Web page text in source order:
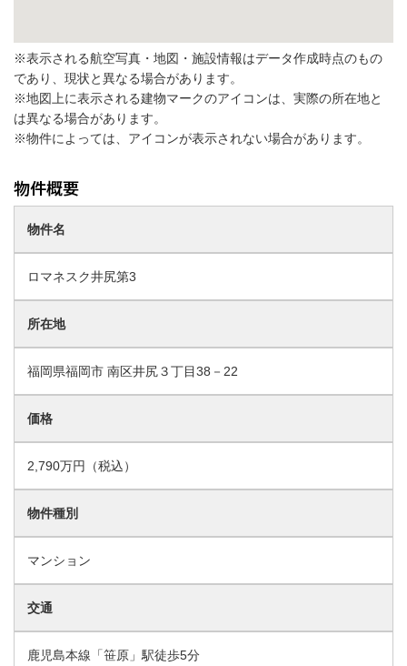
※表示される航空写真・地図・施設情報はデータ作成時点のもの
であり、現状と異なる場合があります。
※地図上に表示される建物マークのアイコンは、実際の所在地と
は異なる場合があります。
※物件によっては、アイコンが表示されない場合があります。
物件名
ロマネスク井尻第3
所在地
福岡県福岡市 南区井尻３丁目38－22
価格
2,790万円（税込）
物件種別
マンション
交通
鹿児島本線「笹原」駅徒歩5分